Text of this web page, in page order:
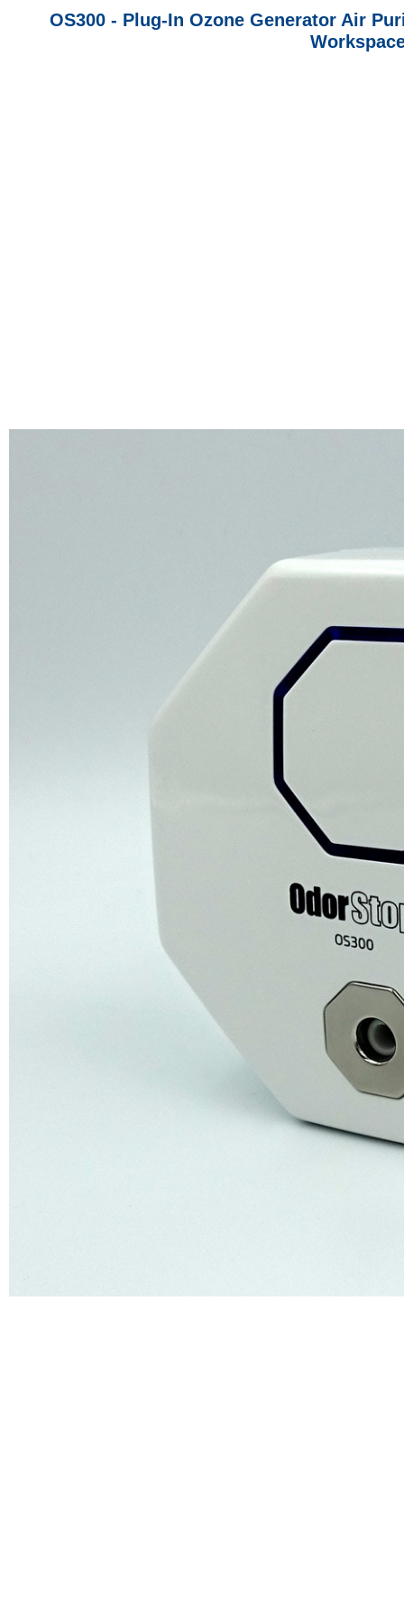
OS300 - Plug-In Ozone Generator Air